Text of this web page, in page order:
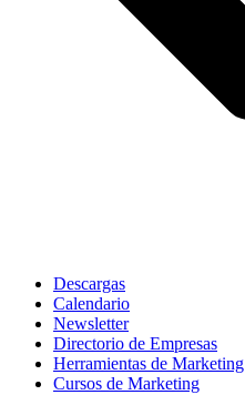
Descargas
Calendario
Newsletter
Directorio de Empresas
Herramientas de Marketing
Cursos de Marketing